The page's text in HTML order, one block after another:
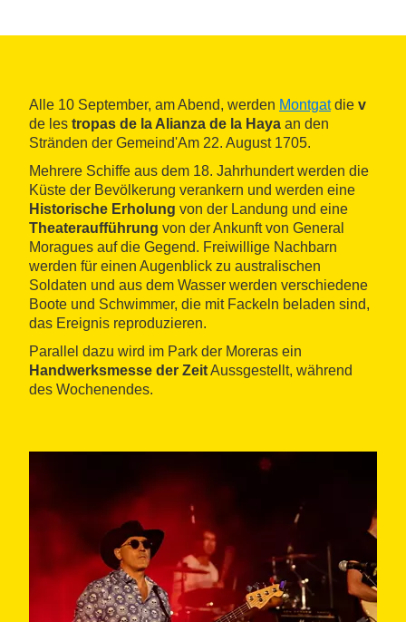
Alle 10 September, am Abend, werden Montgatdie v
de les tropas de la Alianza de la Haya an den
Stränden der Gemeind'Am 22. August 1705.
Mehrere Schiffe aus dem 18. Jahrhundert werden die
Küste der Bevölkerung verankern und werden eine
Historische Erholung von der Landung und eine
Theateraufführung von der Ankunft von General
Moragues auf die Gegend. Freiwillige Nachbarn
werden für einen Augenblick zu australischen
Soldaten und aus dem Wasser werden verschiedene
Boote und Schwimmer, die mit Fackeln beladen sind,
das Ereignis reproduzieren.
Parallel dazu wird im Park der Moreras ein
Handwerksmesse der ZeitAussgestellt, während
des Wochenendes.